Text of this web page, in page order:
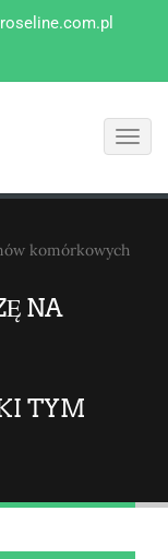
komórkowych
NA
TYM